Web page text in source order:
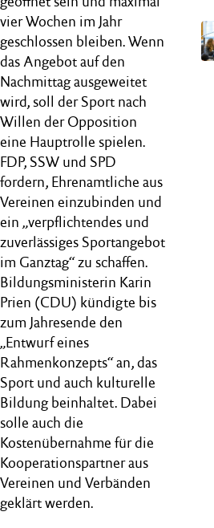
vier Wochen im Jahr
geschlossen bleiben. Wenn
das Angebot auf den
Nachmittag ausgeweitet
wird, soll der Sport nach
Willen der Opposition
eine Hauptrolle spielen.
FDP, SSW und SPD
fordern, Ehrenamtliche aus
Vereinen einzubinden und
ein „verpflichtendes und
zuverlässiges Sportangebot
im Ganztag“ zu schaffen.
Bildungsministerin Karin
Prien (CDU) kündigte bis
zum Jahresende den
„Entwurf eines
Rahmenkonzepts“ an, das
Sport und auch kulturelle
Bildung beinhaltet. Dabei
solle auch die
Kostenübernahme für die
Kooperationspartner aus
Vereinen und Verbänden
geklärt werden.